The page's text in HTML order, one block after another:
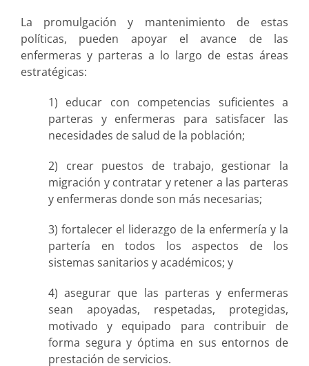
La promulgación y mantenimiento de estas
políticas, pueden apoyar el avance de las
enfermeras y parteras a lo largo de estas áreas
estratégicas:
1) educar con competencias suficientes a
parteras y enfermeras para satisfacer las
necesidades de salud de la población;
2) crear puestos de trabajo, gestionar la
migración y contratar y retener a las parteras
y enfermeras donde son más necesarias;
3) fortalecer el liderazgo de la enfermería y la
partería en todos los aspectos de los
sistemas sanitarios y académicos; y
4) asegurar que las parteras y enfermeras
sean apoyadas, respetadas, protegidas,
motivado y equipado para contribuir de
forma segura y óptima en sus entornos de
prestación de servicios.